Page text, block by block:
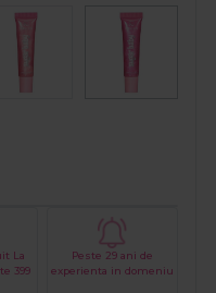
La
399
Peste 29 ani de
experienta in domeniu